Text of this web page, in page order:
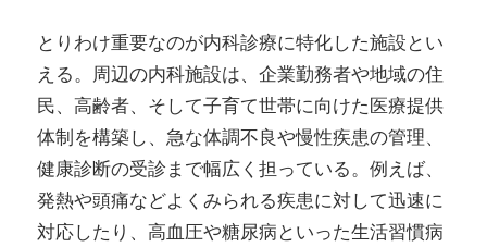
う！
とりわけ重要なのが内科診療に特化した施設とい
える。周辺の内科施設は、企業勤務者や地域の住
民、高齢者、そして子育て世帯に向けた医療提供
体制を構築し、急な体調不良や慢性疾患の管理、
健康診断の受診まで幅広く担っている。例えば、
発熱や頭痛などよくみられる疾患に対して迅速に
対応したり、高血圧や糖尿病といった生活習慣病